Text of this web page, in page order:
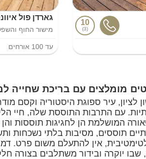
10
3
גארדן פול
מישור החוף
עד 100 אורחים
מומלצים עם בריכת שחייה
לציון, עיר ספוגת היסטוריה וקסם
עם התרבות התוססת שלה, חיי
המושלמת הן לחגיגות תוססות והן
תוססים, מסיבות בלתי נשכחות
אין להתעלם משום פרט.
שבו יוקרה ובידור משתלבים בצורה